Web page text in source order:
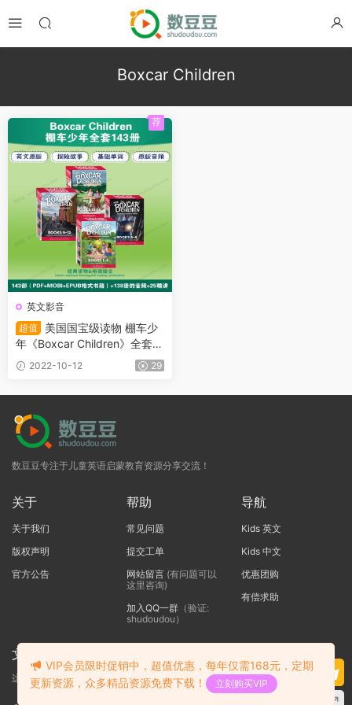
Boxcar Children
英文影音
超值
美国国宝级读物 棚车少
年《Boxcar Children》全套1
43部【PDF+音频+电子书】
2022-10-12 29
荐
数豆豆专注于儿童英语启蒙教育资源分享交流！
关于
关于我们
版权声明
官方公告
帮助
常见问题
提交工单
网站留言(有问题可以
这里咨询)
加入QQ一群（验证:
shudoudou）
导航
Kids 英文
Kids 中文
优惠团购
有偿求助
文本标题
这里输入代码
VIP会员限时促销中，超值优惠，每年仅需168元，定期
更新资源，众多精品资源免费下载！
立刻购买VIP